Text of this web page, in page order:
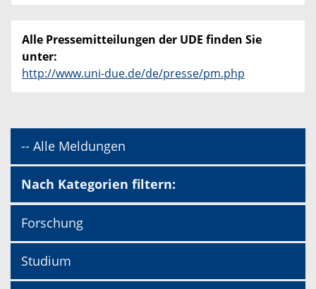
Alle Pressemitteilungen der UDE finden Sie
unter:
http://www.uni-due.de/de/presse/pm.php
-- Alle Meldungen
Nach Kategorien filtern:
Forschung
Studium